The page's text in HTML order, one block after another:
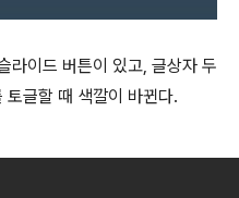
라이드 버튼이 있고, 글상자 두
글할 때 색깔이 바뀐다.